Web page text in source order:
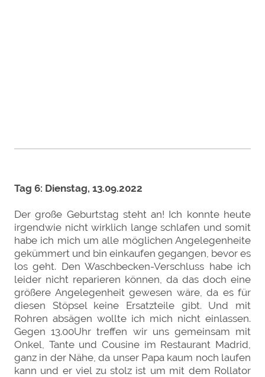
Tag 6: Dienstag, 13.09.2022
Der große Geburtstag steht an! Ich konnte heute
irgendwie nicht wirklich lange schlafen und somit
habe ich mich um alle möglichen Angelegenheite
gekümmert und bin einkaufen gegangen, bevor es
los geht. Den Waschbecken-Verschluss habe ich
leider nicht reparieren können, da das doch eine
größere Angelegenheit gewesen wäre, da es für
diesen Stöpsel keine Ersatzteile gibt. Und mit
Rohren absägen wollte ich mich nicht einlassen.
Gegen 13.00Uhr treffen wir uns gemeinsam mit
Onkel, Tante und Cousine im Restaurant Madrid,
ganz in der Nähe, da unser Papa kaum noch laufen
kann und er viel zu stolz ist um mit dem Rollator